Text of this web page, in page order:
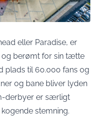
eller Paradise, er
og berømt for sin tætte
plads til 60.000 fans og
og bane bliver lyden
derbyer er særligt
stemning.